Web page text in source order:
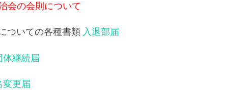
会の会則について
ついての各種書類 入退部届
体継続届
変更届